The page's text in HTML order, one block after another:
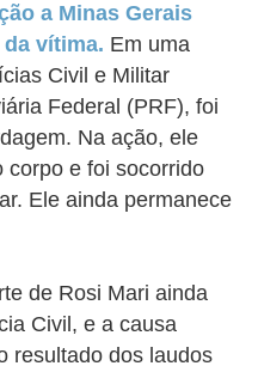
a Minas Gerais
vítima. Em uma
Civil e Militar
Federal (PRF), foi
Na ação, ele
corpo e foi socorrido
Ele ainda permanece
de Rosi Mari ainda
Civil, e a causa
resultado dos laudos